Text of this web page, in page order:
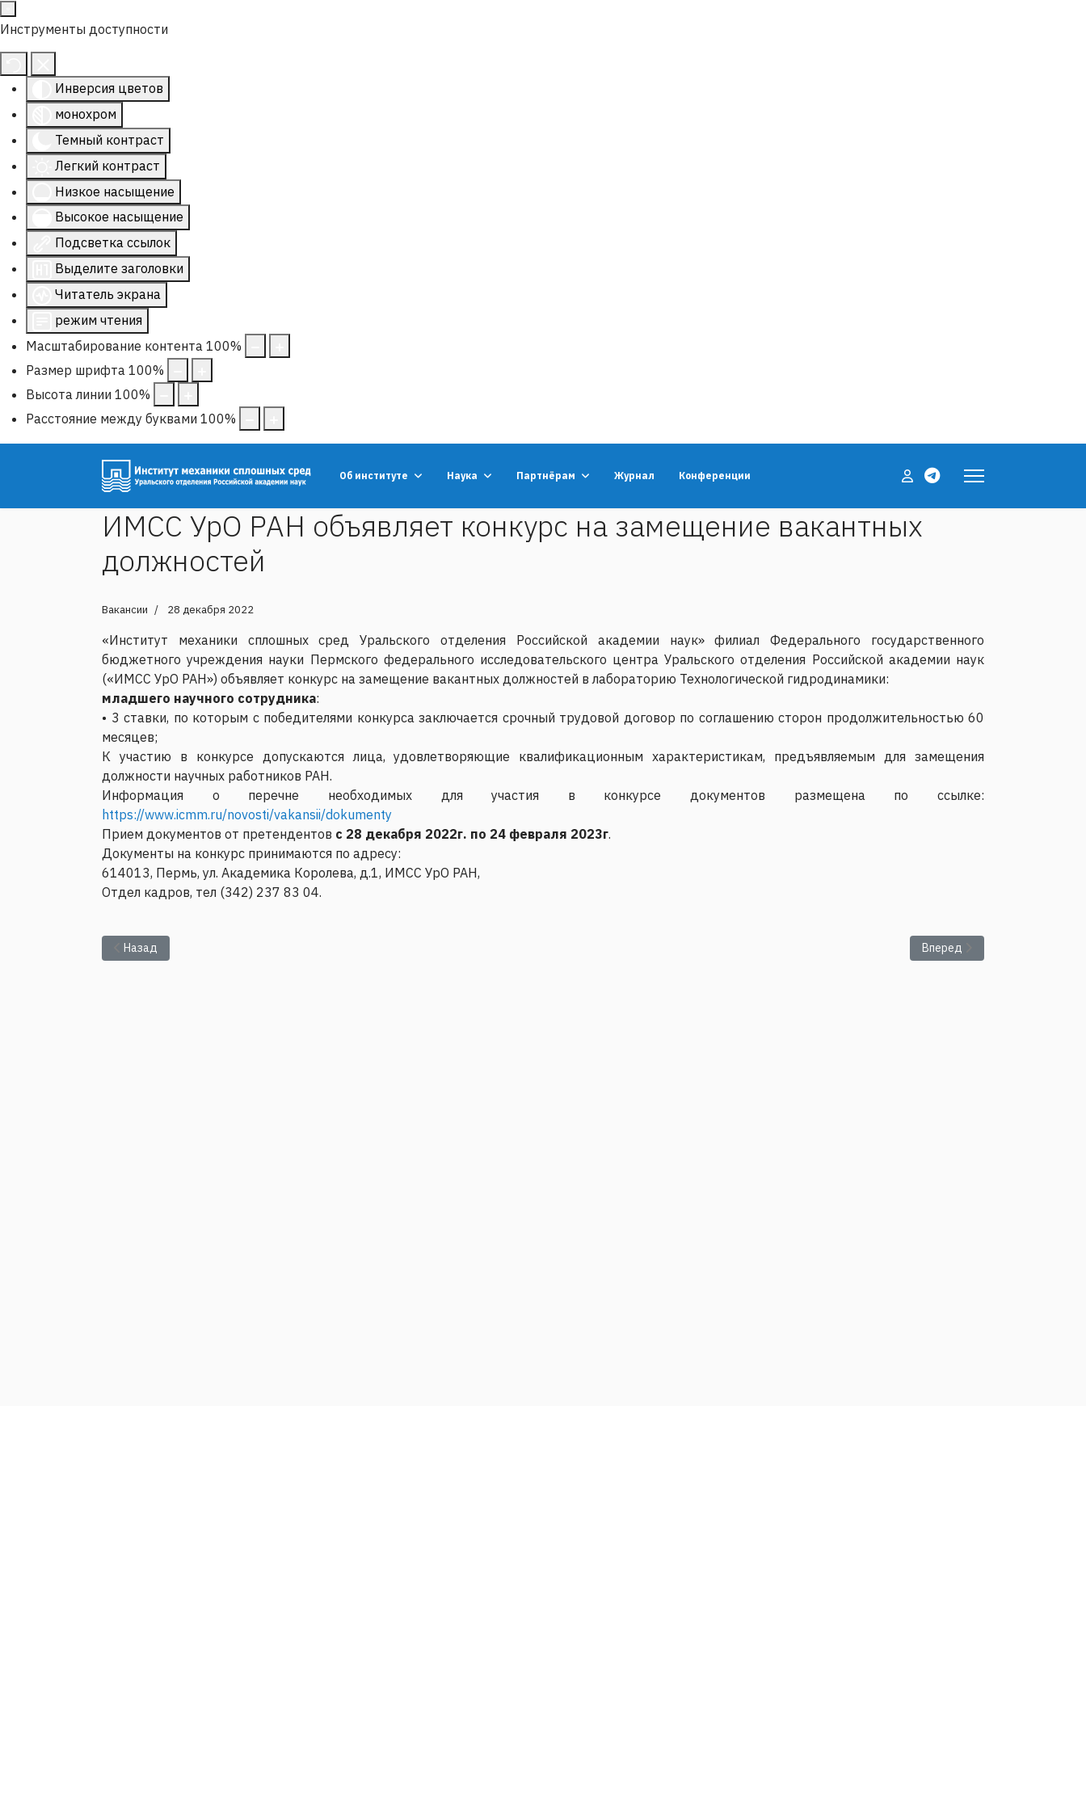
Инструменты доступности
Инверсия цветов
монохром
Темный контраст
Легкий контраст
Низкое насыщение
Высокое насыщение
Подсветка ссылок
Выделите заголовки
Читатель экрана
режим чтения
Масштабирование контента 100%
Размер шрифта 100%
Высота линии 100%
Расстояние между буквами 100%
Об институте Наука Партнёрам Журнал Конференции
ИМСС УрО РАН объявляет конкурс на замещение вакантных
должностей
Вакансии 28 декабря 2022
«Институт механики сплошных сред Уральского отделения Российской академии наук» филиал Федерального государственного
бюджетного учреждения науки Пермского федерального исследовательского центра Уральского отделения Российской академии наук
(«ИМСС УрО РАН») объявляет конкурс на замещение вакантных должностей в лабораторию Технологической гидродинамики:
младшего научного сотрудника:
• 3 ставки, по которым с победителями конкурса заключается срочный трудовой договор по соглашению сторон продолжительностью 60
месяцев;
К участию в конкурсе допускаются лица, удовлетворяющие квалификационным характеристикам, предъявляемым для замещения
должности научных работников РАН.
Информация о перечне необходимых для участия в конкурсе документов размещена по ссылке:
https://www.icmm.ru/novosti/vakansii/dokumenty
Прием документов от претендентов с 28 декабря 2022г. по 24 февраля 2023г.
Документы на конкурс принимаются по адресу:
614013, Пермь, ул. Академика Королева, д.1, ИМСС УрО РАН,
Отдел кадров, тел (342) 237 83 04.
Предыдущий: ИМСС УрО РАН объявляет конкурс на замещение вакантной должности
Назад Следующий: ИМСС УрО РАН
Вперед